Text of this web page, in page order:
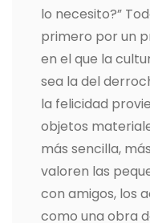
lo necesito?”
primero por un
en el que la
sea la del
la felicidad
objetos
más sencilla,
valoren las
con amigos, los
como una obra